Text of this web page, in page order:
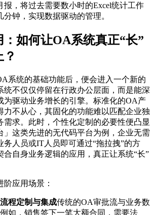
报，将过去需要数小时的Excel统计工作
分钟，实现数据驱动的管理。
如何让OA系统真正“长”
系统的基础功能后，便会进入一个新的
统不仅仅停留在行政办公层面，而是能深
为驱动业务增长的引擎。标准化的OA产
力不从心，其固化的功能难以匹配企业独
需求。此时，个性化定制的必要性便凸显
」这类先进的无代码平台为例，企业无需
务人员或IT人员即可通过“拖拉拽”的方
合自身业务逻辑的应用，真正让系统“长”
阶应用场景：
程定制与集成传统的OA审批流与业务数
如，销售签下一笔大额合同，需要法